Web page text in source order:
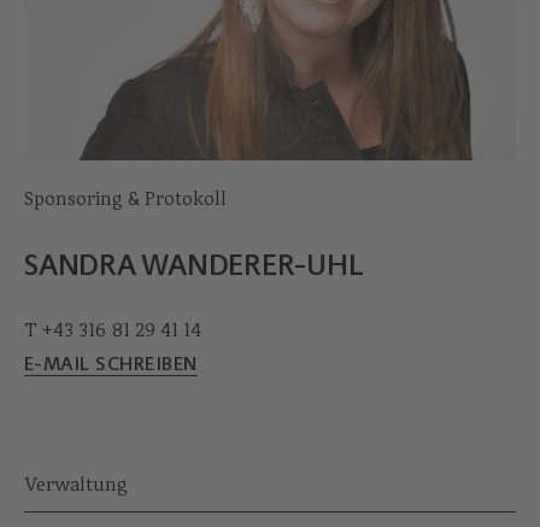
Sponsoring & Protokoll
SANDRA WANDERER-UHL
T +43 316 81 29 41 14
E-MAIL SCHREIBEN
Verwaltung